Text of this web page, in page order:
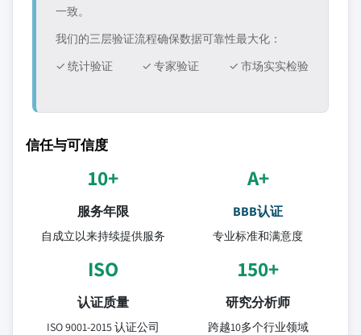
一致。
我们的三层验证流程确保数据可靠性最大化：
✓ 统计验证
✓ 专家验证 ✓ 市场实实检验
信任与可信度
10+
服务年限
自成立以来持续提供服务
A+
BBB认证
专业标准和满意度
ISO
认证质量
ISO 9001-2015 认证公司
150+
研究分析师
跨越10多个行业领域